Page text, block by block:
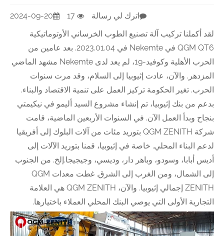
2024-09-20
اترك لي رسالة
لقد أكملنا تركيب آلة تصنيع الطوب الخرساني الأوتوماتيكية
QGM QT6 في Nekemte في 2023.01.04. بعد عامين من
الحرب الأهلية وكوفيد-19، لم يعد لدى Nekemte مشهد الماضي
المزدهر. والآن، عادت إثيوبيا إلى السلام، وقد مرت سنوات
الحرب. تغير الحكومة تركيز العمل على تنمية الاقتصاد والبناء.
بدعم من بنك إثيوبيا، تم إنشاء مشروع السيد أليمو في نيكيمتي
بنجاح وبدأ العمل الآن. في السنوات الأربعين الماضية، قامت
شركة QGM ZENITH بتوريد مئات من آلات البلوك إلى أفريقيا
لدعم البناء المحلي. خاصة في إثيوبيا، قمنا بتوريد الآلات إلى
أديس أبابا، وسودو، وباهر دار، وديسي، وجيجيجا.إلخ. من الجنوب
إلى الشمال، ومن الغرب إلى الشرق. غطت معدات QGM
ZENITH إجمالي إثيوبيا. والآن، QGM ZENITH هي العلامة
التجارية الأولى التي يوصي البنك المحلي العملاء باختيارها.